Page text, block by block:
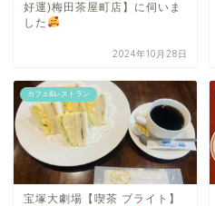
好運)梅田茶屋町店】に伺いま
した
2024年10月28日
カフェ&レストラン
宝塚大劇場【喫茶 ブライト】